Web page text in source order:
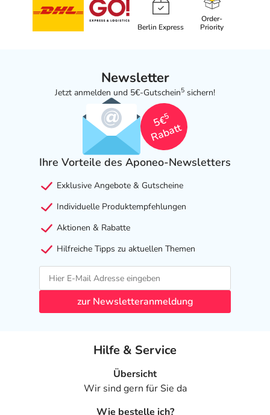
Berlin Express
Order-
Priority
Newsletter
Jetzt anmelden und 5€-Gutschein5 sichern!
5€
5
Rabatt
Ihre Vorteile des Aponeo-Newsletters
Exklusive Angebote & Gutscheine
Individuelle Produktempfehlungen
Aktionen & Rabatte
Hilfreiche Tipps zu aktuellen Themen
zur Newsletteranmeldung
Hilfe & Service
Übersicht
Wir sind gern für Sie da
Wie bestelle ich?